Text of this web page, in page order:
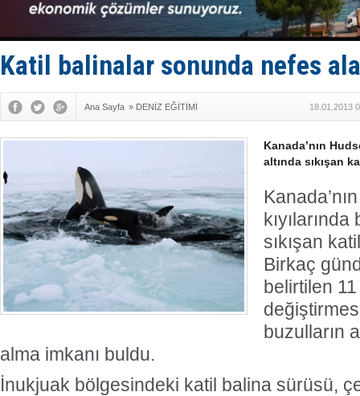
Fairline,
Baltık
Runit
Türk
Katil balinalar sonunda nefes
Ana Sayfa » DENİZ EĞİTİMİ 18.01.2013
Kanada’nın
altında sıkışan
sıkışan
Birkaç
belirtilen
buzulların
alma imkanı buldu.
İnukjuak bölgesindeki katil balina sürüsü,